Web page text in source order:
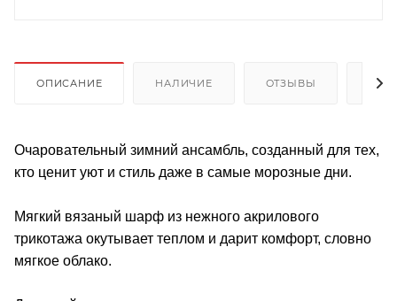
ОПИСАНИЕ НАЛИЧИЕ ОТЗЫВЫ
Очаровательный зимний ансамбль, созданный для тех,
кто ценит уют и стиль даже в самые морозные дни.
Мягкий вязаный шарф из нежного акрилового
трикотажа окутывает теплом и дарит комфорт, словно
мягкое облако.